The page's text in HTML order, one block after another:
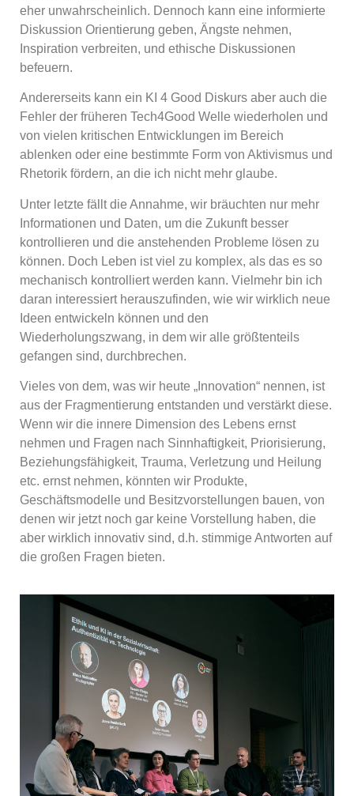
eher unwahrscheinlich. Dennoch kann eine informierte
Diskussion Orientierung geben, Ängste nehmen,
Inspiration verbreiten, und ethische Diskussionen
befeuern.
Andererseits kann ein KI 4 Good Diskurs aber auch die
Fehler der früheren Tech4Good Welle wiederholen und
von vielen kritischen Entwicklungen im Bereich
ablenken oder eine bestimmte Form von Aktivismus und
Rhetorik fördern, an die ich nicht mehr glaube.
Unter letzte fällt die Annahme, wir bräuchten nur mehr
Informationen und Daten, um die Zukunft besser
kontrollieren und die anstehenden Probleme lösen zu
können. Doch Leben ist viel zu komplex, als das es so
mechanisch kontrolliert werden kann. Vielmehr bin ich
daran interessiert herauszufinden, wie wir wirklich neue
Ideen entwickeln können und den
Wiederholungszwang, in dem wir alle größtenteils
gefangen sind, durchbrechen.
Vieles von dem, was wir heute „Innovation“ nennen, ist
aus der Fragmentierung entstanden und verstärkt diese.
Wenn wir die innere Dimension des Lebens ernst
nehmen und Fragen nach Sinnhaftigkeit, Priorisierung,
Beziehungsfähigkeit, Trauma, Verletzung und Heilung
etc. ernst nehmen, könnten wir Produkte,
Geschäftsmodelle und Besitzvorstellungen bauen, von
denen wir jetzt noch gar keine Vorstellung haben, die
aber wirklich innovativ sind, d.h. stimmige Antworten auf
die großen Fragen bieten.